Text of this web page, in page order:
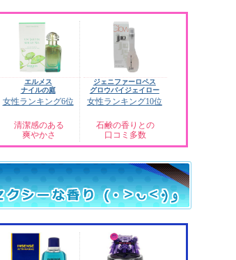
エルメス
ナイルの庭
女性ランキング6位
清潔感のある
爽やかさ
ジェニファーロペス
グロウバイジェイロー
女性ランキング10位
石鹸の香りとの
口コミ多数